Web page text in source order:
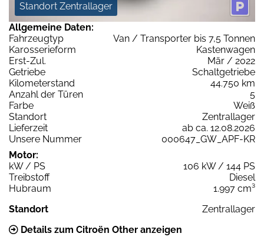
Standort Zentrallager
Allgemeine Daten:
Fahrzeugtyp
Van / Transporter bis 7,5 Tonnen
Karosserieform
Kastenwagen
Erst-Zul.
Mär / 2022
Getriebe
Schaltgetriebe
Kilometerstand
44.750 km
Anzahl der Türen
5
Farbe
Weiß
Standort
Zentrallager
Lieferzeit
ab ca. 12.08.2026
Unsere Nummer
000647_GW_APF-KR
Motor:
kW / PS
106 kW / 144 PS
Treibstoff
Diesel
Hubraum
1.997 cm³
Standort
Zentrallager
Details zum Citroën Other anzeigen